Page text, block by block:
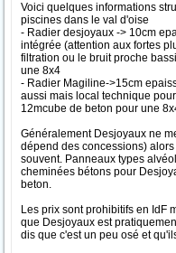
Voici quelques informations
piscines dans le val d'oise
- Radier desjoyaux -> 10cm
intégrée (attention aux fortes
filtration ou le bruit proche
une 8x4
- Radier Magiline->15cm
aussi mais local technique
12mcube de beton pour une
Généralement Desjoyaux ne
dépend des concessions)
souvent. Panneaux types
cheminées bétons pour
beton.
Les prix sont prohibitifs en IdF
que Desjoyaux est
dis que c'est un peu osé et